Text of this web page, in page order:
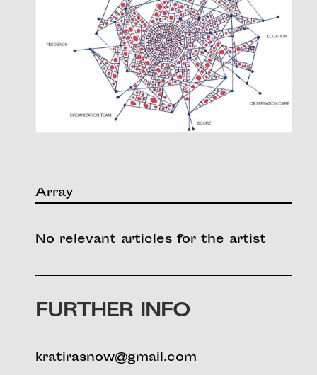
Array
No relevant articles for the artist
FURTHER INFO
kratirasnow@gmail.com